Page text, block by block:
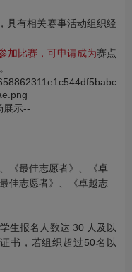
具有相关赛事活动组织经
加比赛，可申请成为赛点
展示--
《最佳志愿者》、《卓
佳志愿者》、《卓越志
生报名人数达 30 人及以
书，若组织超过50名以